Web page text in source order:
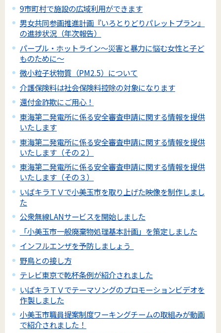
9市町村で施設の広域利用ができます
男女共同参画推進計画『いろとりどりパレットプラン』
の進捗状況（年次報告）
パープル・ホットライン～災害と暴力に悩む女性と子ど
ものために～
微小粒子状物質（PM2.5）について
介護保険料は社会保険料控除の対象になります
還付金詐欺にご用心！
東海第二発電所に係る安全審査申請に関する情報を提供
いたします
東海第二発電所に係る安全審査申請に関する情報を提供
いたします（その２）
東海第二発電所に係る安全審査申請に関する情報を提供
いたします（その３）
いばキラＴＶで小美玉市を取り上げた映像を制作しまし
た
公衆無線LANサービスを開始しました
「小美玉市一般廃棄物処理基本計画」を策定しました
インフルエンザを予防しましょう
野鳥との接し方
テレビ東京で乾杯条例が紹介されました
いばキラＴＶでテーマソングのプロモーションビデオを
作製しました
小美玉市職員提案制度ワーキングチームの取組みが動画
で紹介されました！